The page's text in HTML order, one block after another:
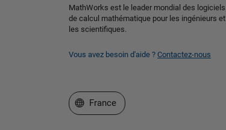
MathWorks est le leader mondial des logiciels
de calcul mathématique pour les ingénieurs et
les scientifiques.
Vous avez besoin d'aide ? Contactez-nous
Sélectionner un site web
France